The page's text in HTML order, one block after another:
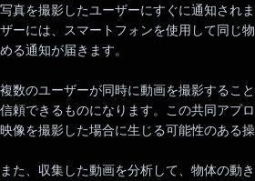
写真を撮影したユーザーにすぐに通知され
ザーには、スマートフォンを使用して同じ
める通知が届きます。
複数のユーザーが同時に動画を撮影するこ
信頼できるものになります。この共同アプ
映像を撮影した場合に生じる可能性のある
また、収集した動画を分析して、物体の動